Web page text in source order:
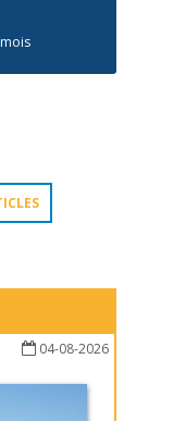
04-08-2026